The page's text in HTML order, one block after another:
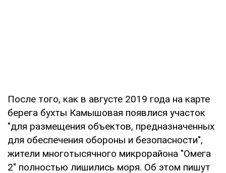
После того, как в августе 2019 года на карте
берега бухты Камышовая появлися участок
"для размещения объектов, предназначенных
для обеспечения обороны и безопасности",
жители многотысячного микрорайона "Омега
2" полностью лишились моря. Об этом пишут